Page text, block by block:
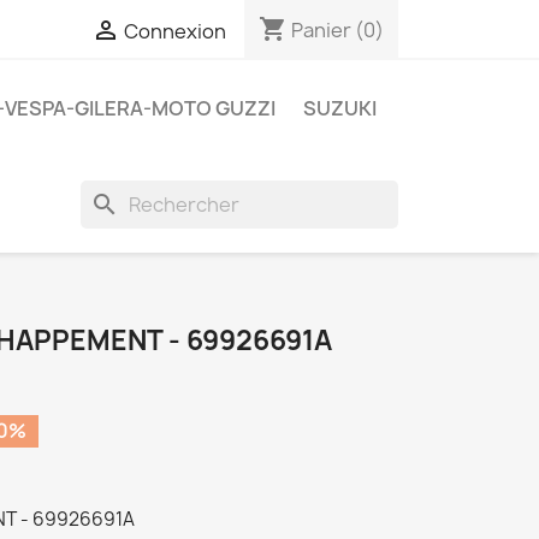
 Connexion shopping_cart Panier (0)
GILERA-MOTO GUZZI
SUZUKI
search
- 69926691A
- 69926691A